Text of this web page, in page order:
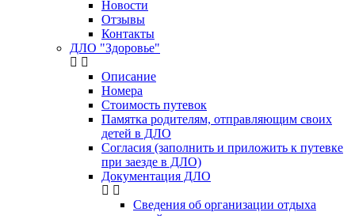
Новости
Отзывы
Контакты
ДЛО "Здоровье"
Описание
Номера
Стоимость путевок
Памятка родителям, отправляющим своих
детей в ДЛО
Согласия (заполнить и приложить к путевке
при заезде в ДЛО)
Документация ДЛО
Сведения об организации отдыха